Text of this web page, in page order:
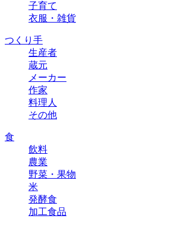
子育て
衣服・雑貨
つくり手
生産者
蔵元
メーカー
作家
料理人
その他
食
飲料
農業
野菜・果物
米
発酵食
加工食品